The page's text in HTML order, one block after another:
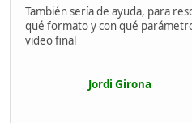
También sería de ayuda, para
qué formato y con qué
video final
Jordi Girona